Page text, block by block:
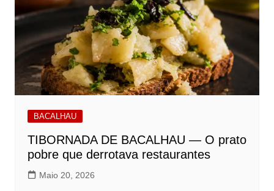
BACALHAU
TIBORNADA DE BACALHAU — O prato
pobre que derrotava restaurantes
Maio 20, 2026